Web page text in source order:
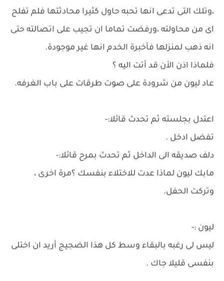
،وتلك التى تدعى انها تحبه حاول كثيرا محادثتها فلم تفلح
اى من محاولته ،ورفضت تماما ان تجيب على اتصالته حتى
انه ذهب لمنزلها فأخبرة الخدم انها غير موجودة.
فلماذا اذن الأن قد أتت اليه ؟
عاد ليون من شرودة على صوت طرقات على باب الغرفه.
اعتدل بجلسته ثم تحدث قائلا:-
تفضل ادخل .
دلف صديقه الى الداخل ثم تحدث بمرح قائلا:-
مابك ليون لماذا عدت للاختلاء بنفسك ؟مرة اخرى ،
وتركت الحفل.
ليون :-
ليس لى رغبه بالبقاء وسط كل هذا الضجيج أريد ان اختلى
بنفسى قليلا جاك .